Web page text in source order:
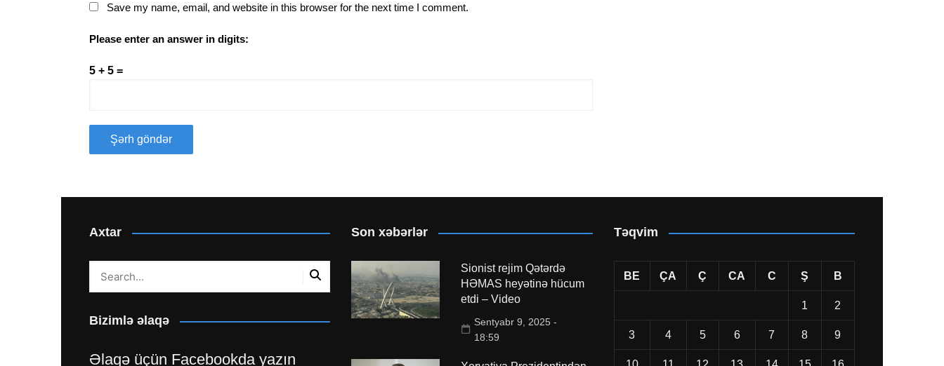
Save my name, email, and website in this browser for the next time I comment.
Please enter an answer in digits:
5 + 5 =
Axtar
Bizimlə əlaqə
Əlaqə üçün Facebookda yazın
Son xəbərlər
Sionist rejim Qətərdə
HƏMAS heyətinə hücum
etdi – Video
Sentyabr 9, 2025 -
18:59
Təqvim
BE ÇA Ç CA C Ş B
1 2
3 4 5 6 7 8 9